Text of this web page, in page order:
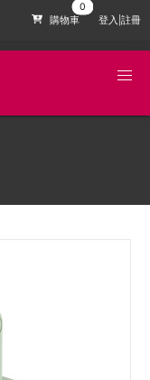
購物車 登入|註冊